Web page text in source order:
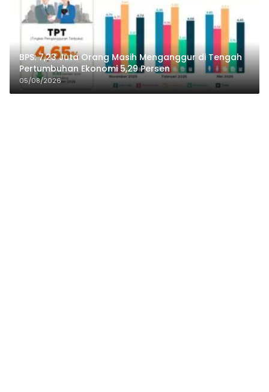
BPS: 7,23 Juta Orang Masih Menganggur di Tengah
Pertumbuhan Ekonomi 5,29 Persen
05/08/2026